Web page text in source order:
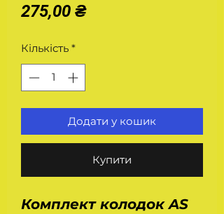
275,00 ₴Ціна
Кількість *
Додати у кошик
Купити
Комплект колодок AS